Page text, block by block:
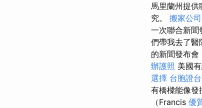
馬里蘭州提
究。 搬家公
一次聯合新聞
們帶我去了醫
的新聞發布會
辦護照 美國
選擇 台胞證
有橋樑能像發
（Francis 優